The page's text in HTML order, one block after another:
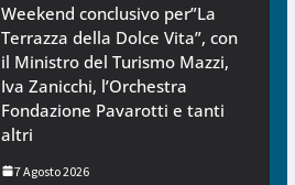
Weekend conclusivo per”La
Terrazza della Dolce Vita”, con
il Ministro del Turismo Mazzi,
Iva Zanicchi, l’Orchestra
Fondazione Pavarotti e tanti
altri
7 Agosto 2026